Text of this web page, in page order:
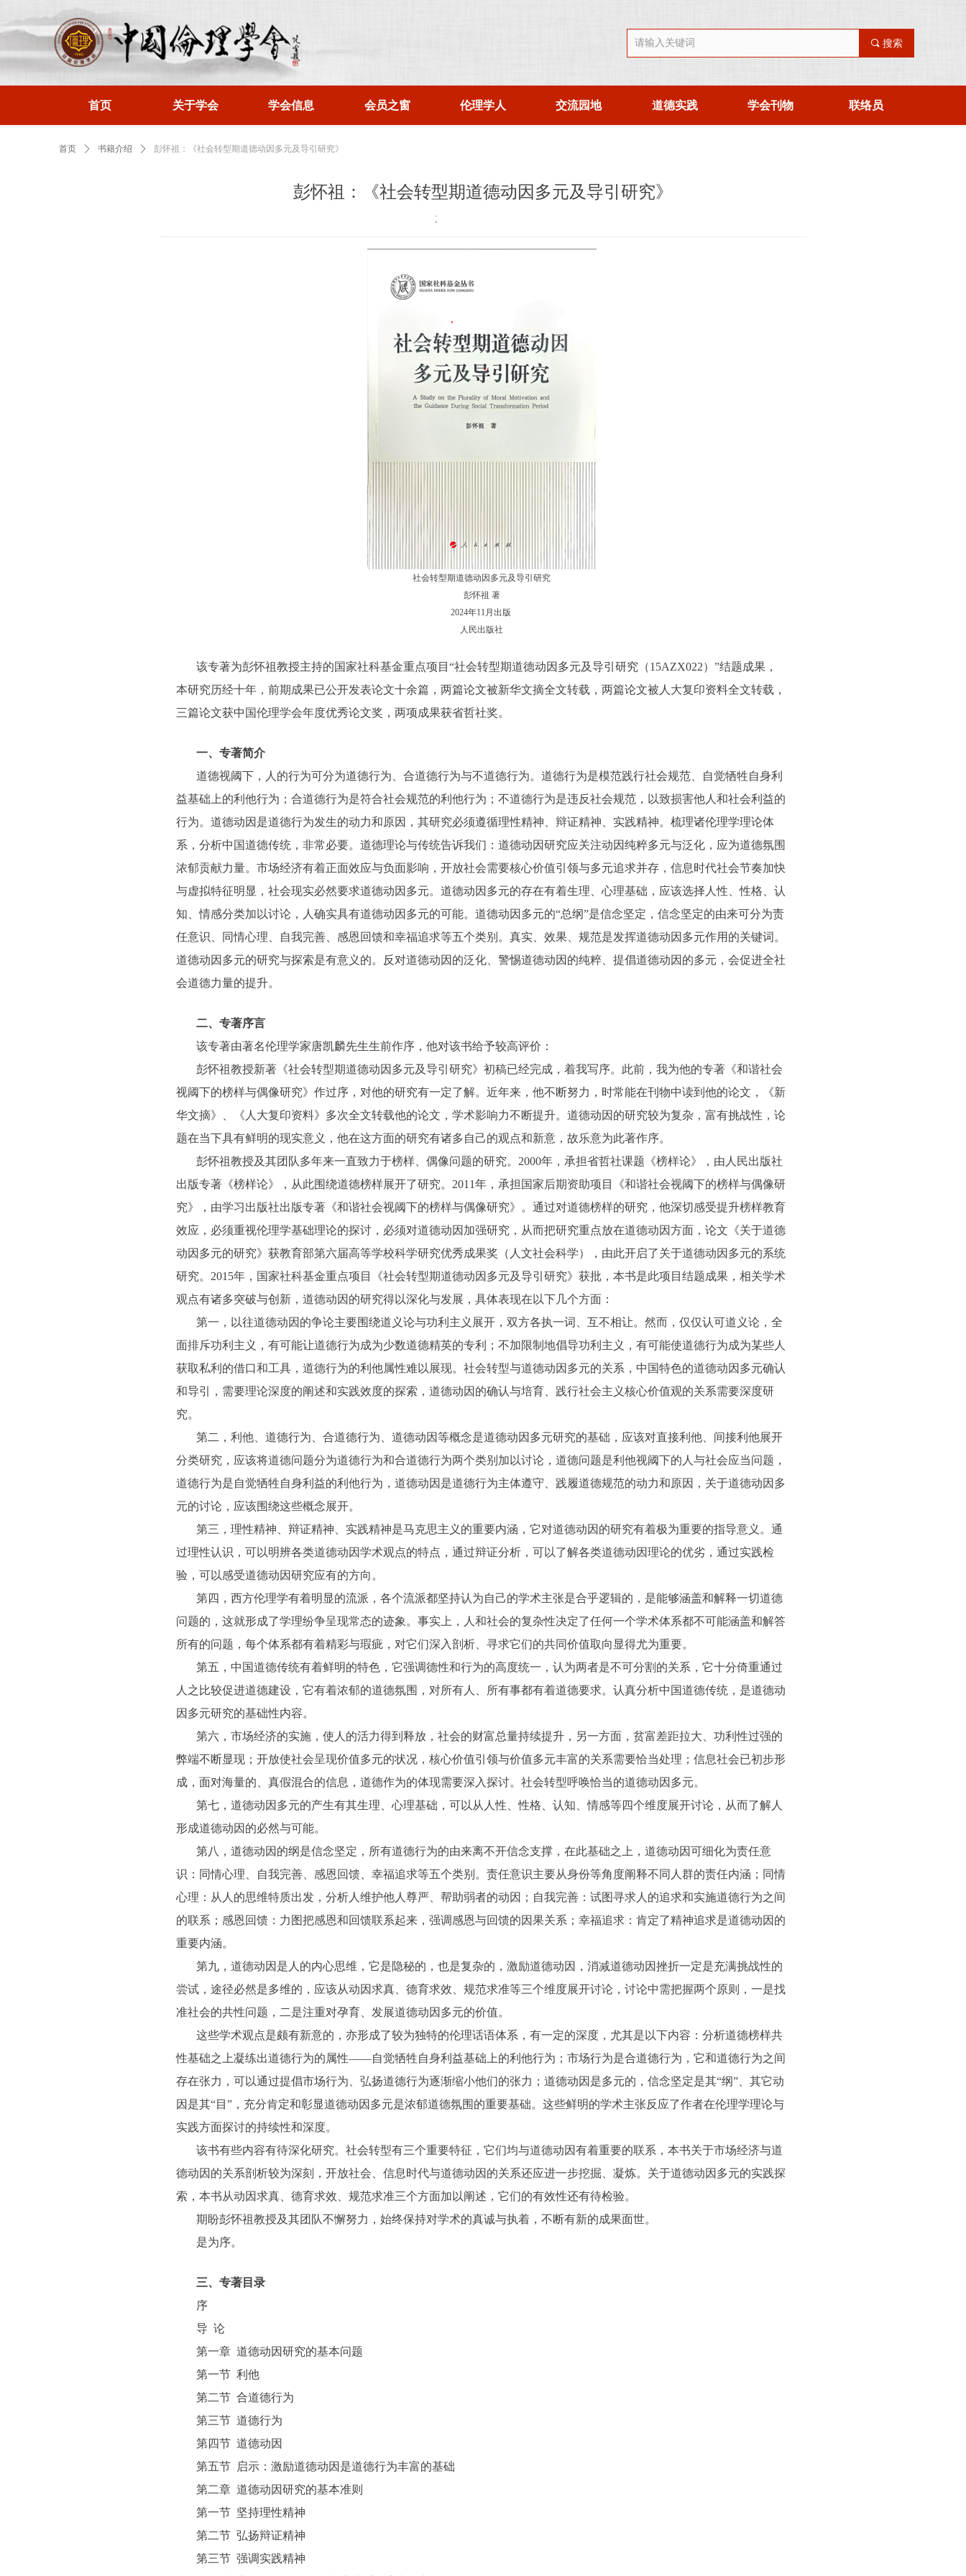
끠 搜索
首页 关于学会 学会信息 会员之窗 伦理学人 交流园地 道德实践 学会刊物 联络员
彭怀祖：《社会转型期道德动因多元及导引研究》
社会转型期道德动因多元及导引研究
彭怀祖 著
2024年11月出版
人民出版社
该专著为彭怀祖教授主持的国家社科基金重点项目“社会转型期道德动因多元及导引研究（15AZX022）”结题成果，
本研究历经十年，前期成果已公开发表论文十余篇，两篇论文被新华文摘全文转载，两篇论文被人大复印资料全文转载，
三篇论文获中国伦理学会年度优秀论文奖，两项成果获省哲社奖。
一、专著简介
道德视阈下，人的行为可分为道德行为、合道德行为与不道德行为。道德行为是模范践行社会规范、自觉牺牲自身利
益基础上的利他行为；合道德行为是符合社会规范的利他行为；不道德行为是违反社会规范，以致损害他人和社会利益的
行为。道德动因是道德行为发生的动力和原因，其研究必须遵循理性精神、辩证精神、实践精神。梳理诸伦理学理论体
系，分析中国道德传统，非常必要。道德理论与传统告诉我们：道德动因研究应关注动因纯粹多元与泛化，应为道德氛围
浓郁贡献力量。市场经济有着正面效应与负面影响，开放社会需要核心价值引领与多元追求并存，信息时代社会节奏加快
与虚拟特征明显，社会现实必然要求道德动因多元。道德动因多元的存在有着生理、心理基础，应该选择人性、性格、认
知、情感分类加以讨论，人确实具有道德动因多元的可能。道德动因多元的“总纲”是信念坚定，信念坚定的由来可分为责
任意识、同情心理、自我完善、感恩回馈和幸福追求等五个类别。真实、效果、规范是发挥道德动因多元作用的关键词。
道德动因多元的研究与探索是有意义的。反对道德动因的泛化、警惕道德动因的纯粹、提倡道德动因的多元，会促进全社
会道德力量的提升。
二、专著序言
该专著由著名伦理学家唐凯麟先生生前作序，他对该书给予较高评价：
彭怀祖教授新著《社会转型期道德动因多元及导引研究》初稿已经完成，着我写序。此前，我为他的专著《和谐社会
视阈下的榜样与偶像研究》作过序，对他的研究有一定了解。近年来，他不断努力，时常能在刊物中读到他的论文，《新
华文摘》、《人大复印资料》多次全文转载他的论文，学术影响力不断提升。道德动因的研究较为复杂，富有挑战性，论
题在当下具有鲜明的现实意义，他在这方面的研究有诸多自己的观点和新意，故乐意为此著作序。
彭怀祖教授及其团队多年来一直致力于榜样、偶像问题的研究。2000年，承担省哲社课题《榜样论》，由人民出版社
出版专著《榜样论》，从此围绕道德榜样展开了研究。2011年，承担国家后期资助项目《和谐社会视阈下的榜样与偶像研
究》，由学习出版社出版专著《和谐社会视阈下的榜样与偶像研究》。通过对道德榜样的研究，他深切感受提升榜样教育
效应，必须重视伦理学基础理论的探讨，必须对道德动因加强研究，从而把研究重点放在道德动因方面，论文《关于道德
动因多元的研究》获教育部第六届高等学校科学研究优秀成果奖（人文社会科学），由此开启了关于道德动因多元的系统
研究。2015年，国家社科基金重点项目《社会转型期道德动因多元及导引研究》获批，本书是此项目结题成果，相关学术
观点有诸多突破与创新，道德动因的研究得以深化与发展，具体表现在以下几个方面：
第一，以往道德动因的争论主要围绕道义论与功利主义展开，双方各执一词、互不相让。然而，仅仅认可道义论，全
面排斥功利主义，有可能让道德行为成为少数道德精英的专利；不加限制地倡导功利主义，有可能使道德行为成为某些人
获取私利的借口和工具，道德行为的利他属性难以展现。社会转型与道德动因多元的关系，中国特色的道德动因多元确认
和导引，需要理论深度的阐述和实践效度的探索，道德动因的确认与培育、践行社会主义核心价值观的关系需要深度研
究。
第二，利他、道德行为、合道德行为、道德动因等概念是道德动因多元研究的基础，应该对直接利他、间接利他展开
分类研究，应该将道德问题分为道德行为和合道德行为两个类别加以讨论，道德问题是利他视阈下的人与社会应当问题，
道德行为是自觉牺牲自身利益的利他行为，道德动因是道德行为主体遵守、践履道德规范的动力和原因，关于道德动因多
元的讨论，应该围绕这些概念展开。
第三，理性精神、辩证精神、实践精神是马克思主义的重要内涵，它对道德动因的研究有着极为重要的指导意义。通
过理性认识，可以明辨各类道德动因学术观点的特点，通过辩证分析，可以了解各类道德动因理论的优劣，通过实践检
验，可以感受道德动因研究应有的方向。
第四，西方伦理学有着明显的流派，各个流派都坚持认为自己的学术主张是合乎逻辑的，是能够涵盖和解释一切道德
问题的，这就形成了学理纷争呈现常态的迹象。事实上，人和社会的复杂性决定了任何一个学术体系都不可能涵盖和解答
所有的问题，每个体系都有着精彩与瑕疵，对它们深入剖析、寻求它们的共同价值取向显得尤为重要。
第五，中国道德传统有着鲜明的特色，它强调德性和行为的高度统一，认为两者是不可分割的关系，它十分倚重通过
人之比较促进道德建设，它有着浓郁的道德氛围，对所有人、所有事都有着道德要求。认真分析中国道德传统，是道德动
因多元研究的基础性内容。
第六，市场经济的实施，使人的活力得到释放，社会的财富总量持续提升，另一方面，贫富差距拉大、功利性过强的
弊端不断显现；开放使社会呈现价值多元的状况，核心价值引领与价值多元丰富的关系需要恰当处理；信息社会已初步形
成，面对海量的、真假混合的信息，道德作为的体现需要深入探讨。社会转型呼唤恰当的道德动因多元。
第七，道德动因多元的产生有其生理、心理基础，可以从人性、性格、认知、情感等四个维度展开讨论，从而了解人
形成道德动因的必然与可能。
第八，道德动因的纲是信念坚定，所有道德行为的由来离不开信念支撑，在此基础之上，道德动因可细化为责任意
识：同情心理、自我完善、感恩回馈、幸福追求等五个类别。责任意识主要从身份等角度阐释不同人群的责任内涵；同情
心理：从人的思维特质出发，分析人维护他人尊严、帮助弱者的动因；自我完善：试图寻求人的追求和实施道德行为之间
的联系；感恩回馈：力图把感恩和回馈联系起来，强调感恩与回馈的因果关系；幸福追求：肯定了精神追求是道德动因的
重要内涵。
第九，道德动因是人的内心思维，它是隐秘的，也是复杂的，激励道德动因，消减道德动因挫折一定是充满挑战性的
尝试，途径必然是多维的，应该从动因求真、德育求效、规范求准等三个维度展开讨论，讨论中需把握两个原则，一是找
准社会的共性问题，二是注重对孕育、发展道德动因多元的价值。
这些学术观点是颇有新意的，亦形成了较为独特的伦理话语体系，有一定的深度，尤其是以下内容：分析道德榜样共
性基础之上凝练出道德行为的属性——自觉牺牲自身利益基础上的利他行为；市场行为是合道德行为，它和道德行为之间
存在张力，可以通过提倡市场行为、弘扬道德行为逐渐缩小他们的张力；道德动因是多元的，信念坚定是其“纲”、其它动
因是其“目”，充分肯定和彰显道德动因多元是浓郁道德氛围的重要基础。这些鲜明的学术主张反应了作者在伦理学理论与
实践方面探讨的持续性和深度。
该书有些内容有待深化研究。社会转型有三个重要特征，它们均与道德动因有着重要的联系，本书关于市场经济与道
德动因的关系剖析较为深刻，开放社会、信息时代与道德动因的关系还应进一步挖掘、凝炼。关于道德动因多元的实践探
索，本书从动因求真、德育求效、规范求准三个方面加以阐述，它们的有效性还有待检验。
期盼彭怀祖教授及其团队不懈努力，始终保持对学术的真诚与执着，不断有新的成果面世。
是为序。
三、专著目录
序
导 论
第一章 道德动因研究的基本问题
第一节 利他
第二节 合道德行为
第三节 道德行为
第四节 道德动因
第五节 启示：激励道德动因是道德行为丰富的基础
第二章 道德动因研究的基本准则
第一节 坚持理性精神
第二节 弘扬辩证精神
第三节 强调实践精神
首页 ꄲ 书籍介绍 ꄲ 彭怀祖：《社会转型期道德动因多元及导引研究》
2025-09-09
​​​​